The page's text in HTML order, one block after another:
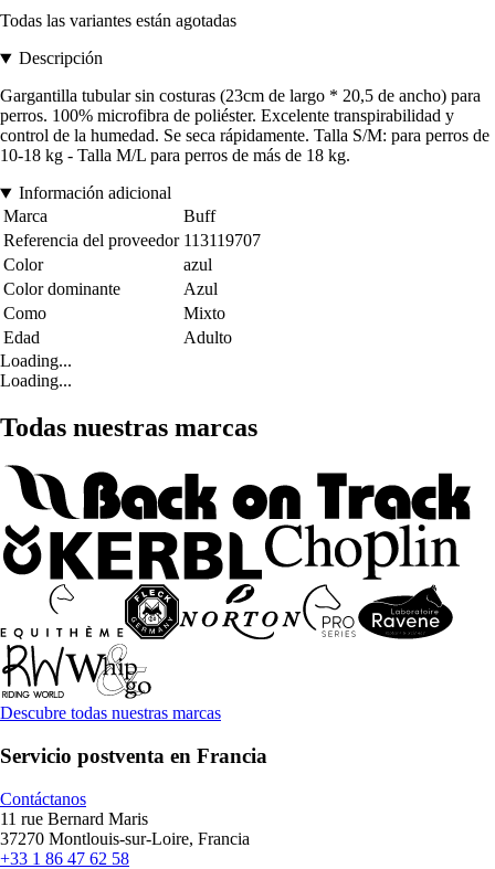
Todas las variantes están agotadas
Descripción
Gargantilla tubular sin costuras (23cm de largo * 20,5 de ancho) para
perros. 100% microfibra de poliéster. Excelente transpirabilidad y
control de la humedad. Se seca rápidamente. Talla S/M: para perros de
10-18 kg - Talla M/L para perros de más de 18 kg.
Información adicional
Marca
Buff
Referencia del proveedor 113119707
Color
azul
Color dominante
Azul
Como
Mixto
Edad
Adulto
Loading...
Loading...
Todas nuestras marcas
Descubre todas nuestras marcas
Servicio postventa en Francia
Contáctanos
11 rue Bernard Maris
37270 Montlouis-sur-Loire, Francia
+33 1 86 47 62 58